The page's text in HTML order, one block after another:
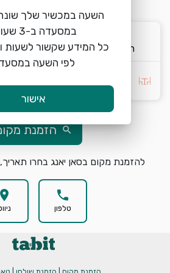
ה׳ 6/8 18:00
search הזמנת
להזמנת מקום בסאן יאנג בחרו
phone
טלפון
location_on
השעה במכשיר שלך
כל המידע שקשור לשעות
לפי השעה
אישור